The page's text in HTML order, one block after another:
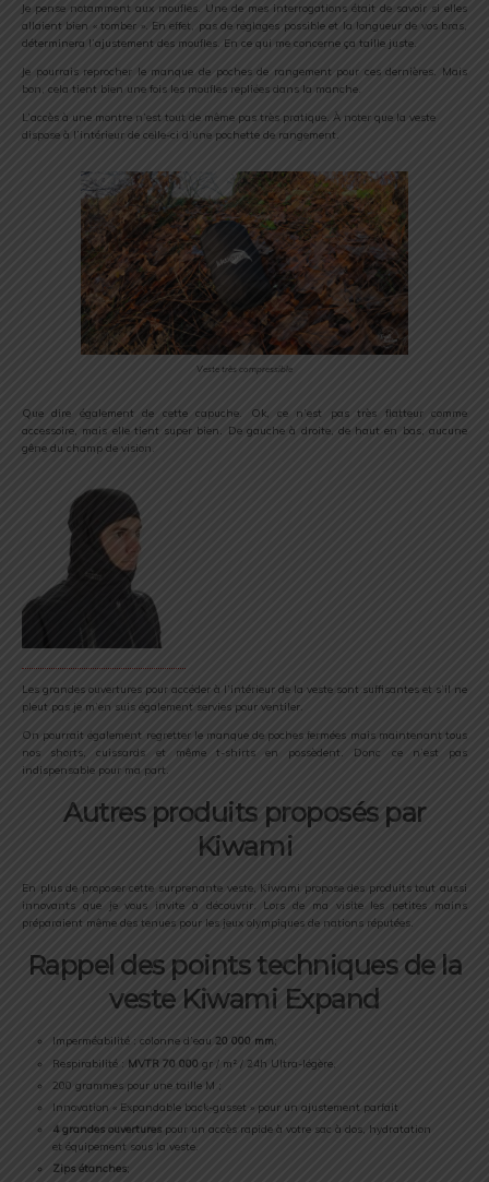
Je pense notamment aux moufles. Une de mes interrogations était de savoir si elles
allaient bien « tomber ». En effet, pas de réglages possible et la longueur de vos bras,
déterminera l’ajustement des moufles. En ce qui me concerne ça taille juste.
Je pourrais reprocher le manque de poches de rangement pour ces dernières. Mais
bon, cela tient bien une fois les moufles repliées dans la manche.
L’accès à une montre n’est tout de même pas très pratique. À noter que la veste
dispose à l’intérieur de celle-ci d’une pochette de rangement.
Veste très compressible
Que dire également de cette capuche. Ok, ce n’est pas très flatteur comme
accessoire, mais elle tient super bien. De gauche à droite, de haut en bas, aucune
gêne du champ de vision.
Les grandes ouvertures pour accéder à l’intérieur de la veste sont suffisantes et s’il ne
pleut pas je m’en suis également servies pour ventiler.
On pourrait également regretter le manque de poches fermées mais maintenant tous
nos shorts, cuissards et même t-shirts en possèdent. Donc ce n’est pas
indispensable pour ma part.
Autres produits proposés par
Kiwami
En plus de proposer cette surprenante veste, Kiwami propose des produits tout aussi
innovants que je vous invite à découvrir. Lors de ma visite les petites mains
préparaient même des tenues pour les jeux olympiques de nations réputées.
Rappel des points techniques de la
veste Kiwami Expand
Imperméabilité : colonne d’eau 20 000 mm;
Respirabilité : MVTR 70 000 gr / m² / 24h Ultra-légère,
200 grammes pour une taille M ;
Innovation « Expandable back-gusset » pour un ajustement parfait
4 grandes ouvertures pour un accès rapide à votre sac à dos, hydratation
et équipement sous la veste.
Zips étanches;